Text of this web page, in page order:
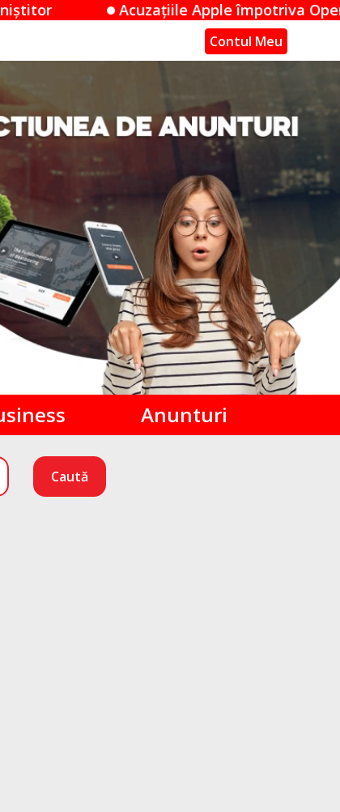
Apple împotriva OpenAI: O dispută de
Contul Meu
Anunturi
Caută